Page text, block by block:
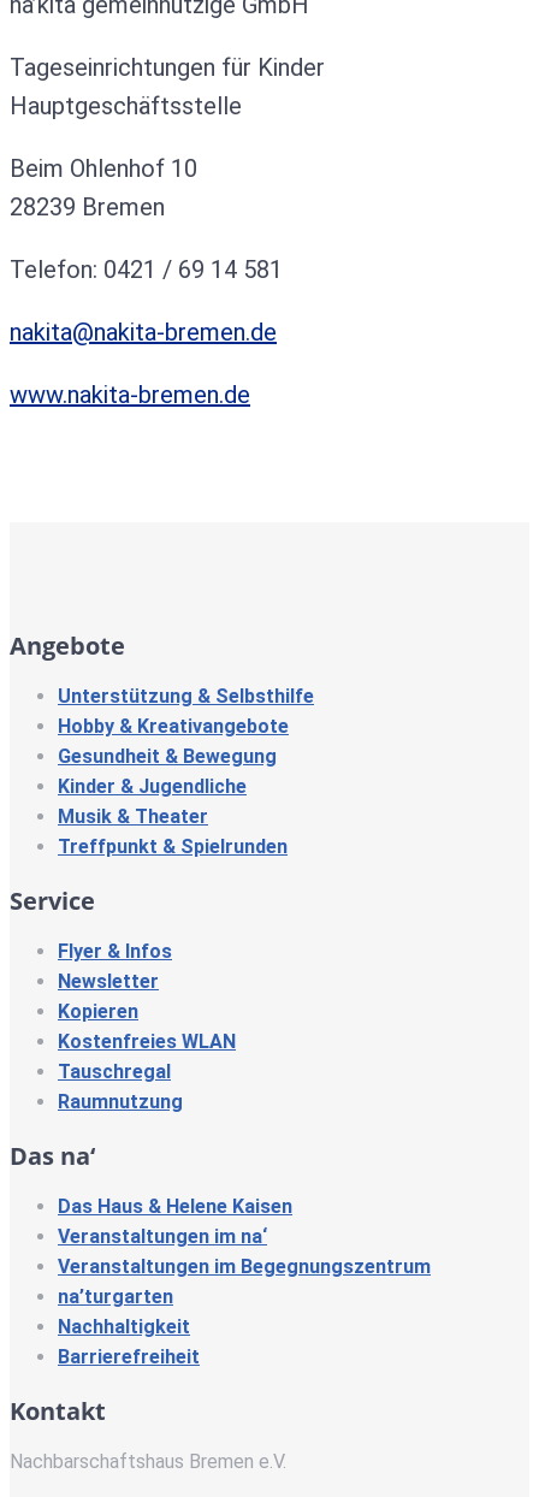
Tageseinrichtungen für Kinder
Hauptgeschäftsstelle
Beim Ohlenhof 10
28239 Bremen
Telefon: 0421 / 69 14 581
nakita@nakita-bremen.de
www.nakita-bremen.de
Angebote
Unterstützung & Selbsthilfe
Hobby & Kreativangebote
Gesundheit & Bewegung
Kinder & Jugendliche
Musik & Theater
Treffpunkt & Spielrunden
Service
Flyer & Infos
Newsletter
Kopieren
Kostenfreies WLAN
Tauschregal
Raumnutzung
Das na‘
Das Haus & Helene Kaisen
Veranstaltungen im na‘
Veranstaltungen im Begegnungszentrum
na’turgarten
Nachhaltigkeit
Barrierefreiheit
Kontakt
Nachbarschaftshaus Bremen e.V.